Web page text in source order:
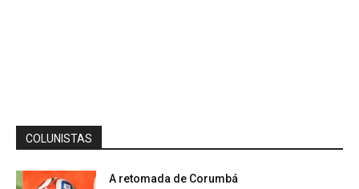
COLUNISTAS
A retomada de Corumbá